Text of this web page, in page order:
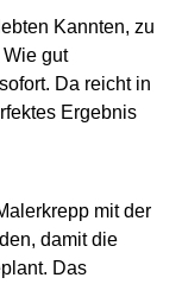
Kannten, zu
Wie gut
Da reicht in
Ergebnis
mit der
damit die
Das